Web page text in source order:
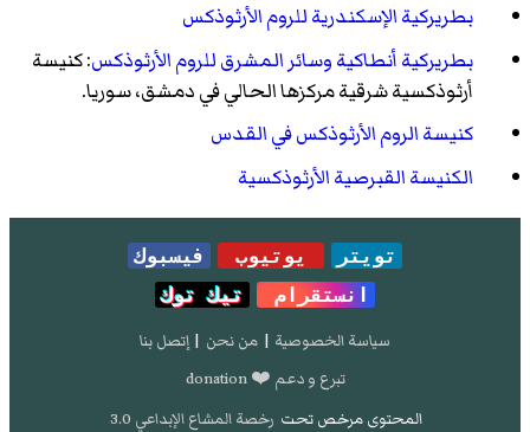
بطريركية الإسكندرية للروم الأرثوذكس
بطريركية أنطاكية وسائر المشرق للروم الأرثوذكس: كنيسة
أرثوذكسية شرقية مركزها الحالي في دمشق، سوريا.
كنيسة الروم الأرثوذكس في القدس
الكنيسة القبرصية الأرثوذكسية
تويتر يوتيوب
فيسبوك
انستقرام
تيك توك
سياسة الخصوصية | من نحن | إتصل بنا
تبرع و دعم ❤️ donation
المحتوى مرخص تحت رخصة المشاع الإبداعي 3.0